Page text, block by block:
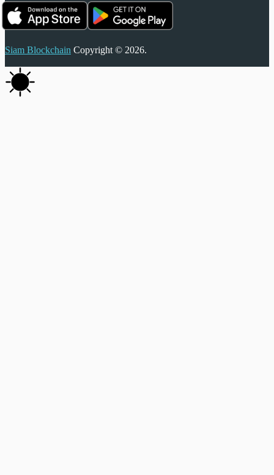
Siam Blockchain Copyright © 2026.